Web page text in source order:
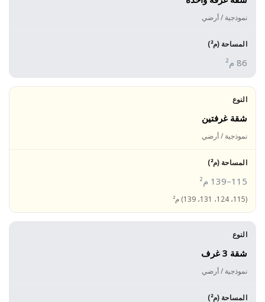
نموذجية / أرضي
86 م²
شقة غرفتين
نموذجية / أرضي
115–139 م²
(115، 124، 131، 139) م²
شقة 3 غرف
نموذجية / أرضي